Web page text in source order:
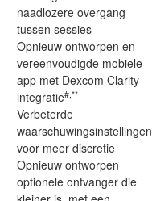
naadlozere overgang
tussen sessies
Opnieuw ontworpen en
vereenvoudigde mobiele
app met Dexcom Clarity-
integratie#,**
Verbeterde
waarschuwingsinstellingen
voor meer discretie
Opnieuw ontworpen
optionele ontvanger die